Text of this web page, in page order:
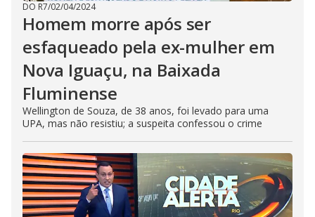
DO R7/02/04/2024
Homem morre após ser
esfaqueado pela ex-mulher em
Nova Iguaçu, na Baixada
Fluminense
Wellington de Souza, de 38 anos, foi levado para uma
UPA, mas não resistiu; a suspeita confessou o crime